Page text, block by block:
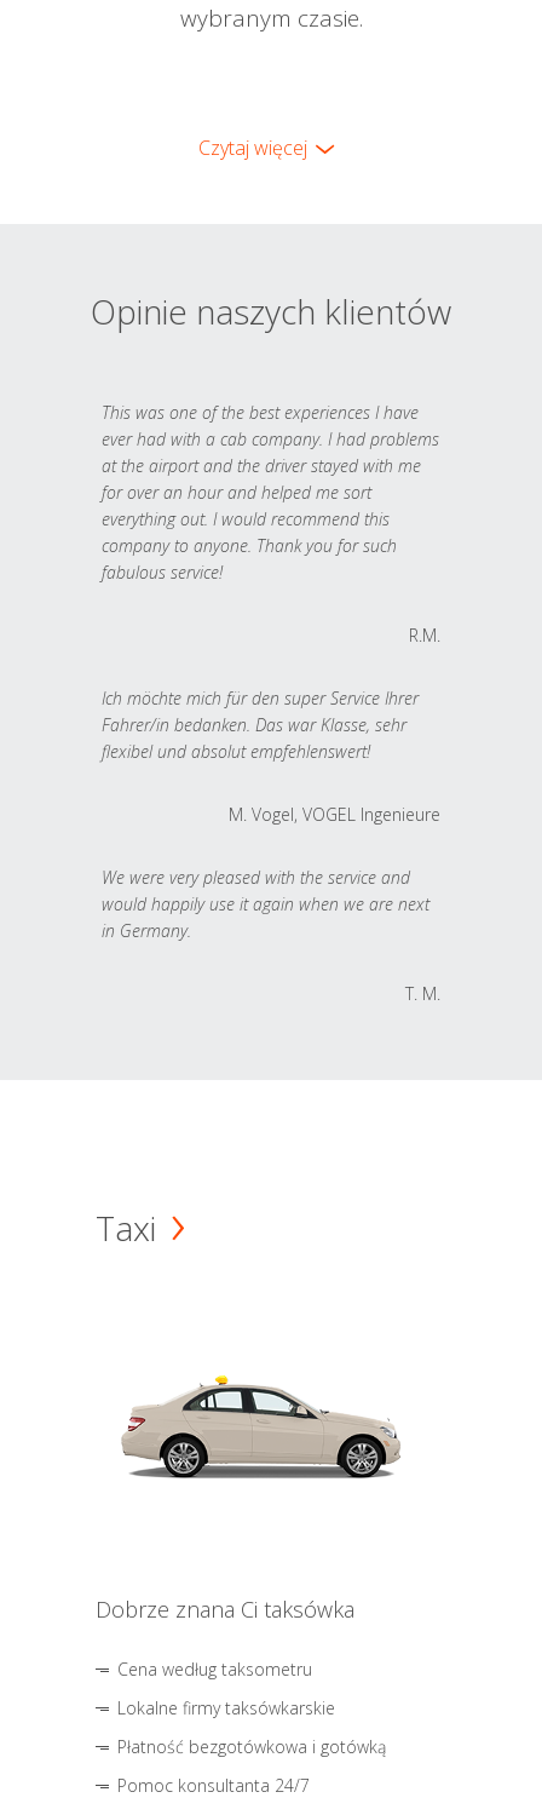
wybranym czasie.
Czytaj więcej
Opinie naszych klientów
This was one of the best experiences I have
ever had with a cab company. I had problems
at the airport and the driver stayed with me
for over an hour and helped me sort
everything out. I would recommend this
company to anyone. Thank you for such
fabulous service!
R.M.
Ich möchte mich für den super Service Ihrer
Fahrer/in bedanken. Das war Klasse, sehr
flexibel und absolut empfehlenswert!
M. Vogel, VOGEL Ingenieure
We were very pleased with the service and
would happily use it again when we are next
in Germany.
T. M.
Taxi
Dobrze znana Ci taksówka
Cena według taksometru
Lokalne firmy taksówkarskie
Płatność bezgotówkowa i gotówką
Pomoc konsultanta 24/7